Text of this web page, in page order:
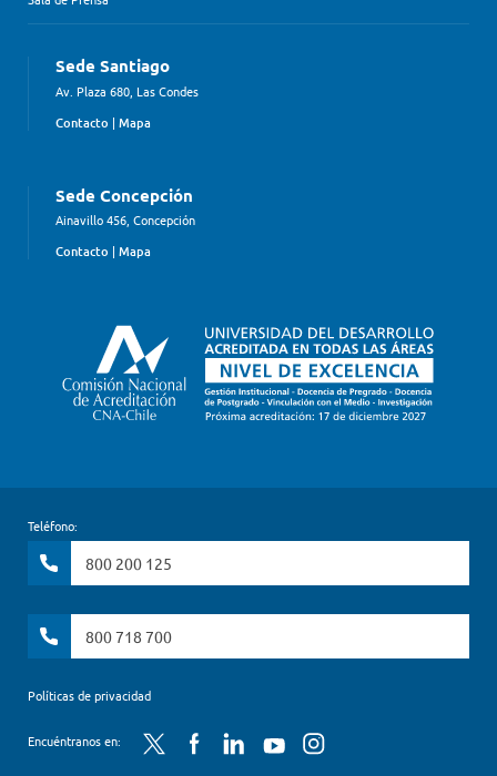
Sede Santiago
Av. Plaza 680, Las Condes
Contacto | Mapa
Sede Concepción
Ainavillo 456, Concepción
Contacto | Mapa
Teléfono:
800 200 125
800 718 700
Políticas de privacidad
Encuéntranos en: Twitter FacebookLinkedInYouTubeInstagram